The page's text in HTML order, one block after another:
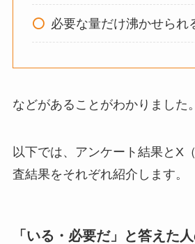
敷き
いら
るの
おむ
らな
必要な量だけ沸かせられ
などがあることがわかりました。
以下では、アンケート結果とX
査結果をそれぞれ紹介します。
「いる・必要だ」と答えた